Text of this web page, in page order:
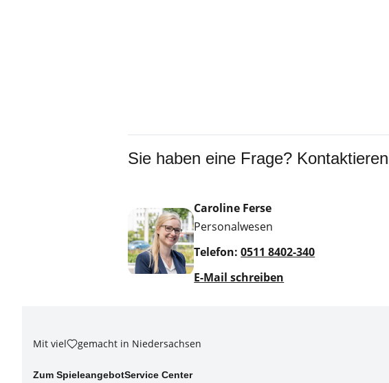
Sie haben eine Frage?
Caroline Ferse
Personalwesen
Telefon:0511 8402-340
E-Mail schreiben
Mit viel gemacht in Niedersachsen
Zum SpieleangebotService Center